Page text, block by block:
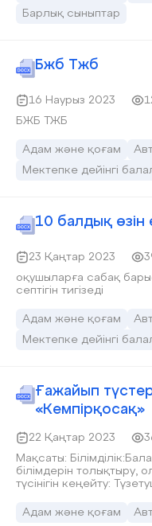
бағдарламада
Барлық сыныптар
Бжб Тжб
16 Наурыз 2023
БЖБ ТЖБ
Адам және қоғам
Мектепке дейінгі
10 балдық өзін
23 Қаңтар 2023
оқушыларға сабақ
септігін тигізеді
Адам және қоғам
Мектепке дейінгі
Ғажайып
«Кемпірқосақ»
22 Қаңтар 2023
Мақсаты:
білімдерін толықтыру,
түсінігін кеңейту:
қабілетін дамыту,ұсақ
Адам және қоғам